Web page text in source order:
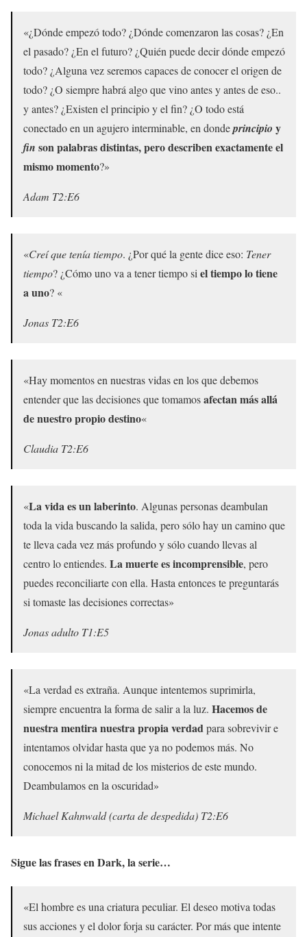
«¿Dónde empezó todo? ¿Dónde comenzaron las cosas? ¿En
el pasado? ¿En el futuro? ¿Quién puede decir dónde empezó
todo? ¿Alguna vez seremos capaces de conocer el origen de
todo? ¿O siempre habrá algo que vino antes y antes de eso..
y antes? ¿Existen el principio y el fin? ¿O todo está
conectado en un agujero interminable, en dondeprincipio y
fin son palabras distintas, pero describen exactamente el
mismo momento?»
Adam T2:E6
«Creí que tenía tiempo. ¿Por qué la gente dice eso: Tener
tiempo? ¿Cómo uno va a tener tiempo si el tiempo lo tiene
a uno? «
Jonas T2:E6
«Hay momentos en nuestras vidas en los que debemos
entender que las decisiones que tomamosafectan más allá
de nuestro propio destino«
Claudia T2:E6
«La vida es un laberinto. Algunas personas deambulan
toda la vida buscando la salida, pero sólo hay un camino que
te lleva cada vez más profundo y sólo cuando llevas al
centro lo entiendes. La muerte es incomprensible, pero
puedes reconciliarte con ella. Hasta entonces te preguntarás
si tomaste las decisiones correctas»
Jonas adulto T1:E5
«La verdad es extraña. Aunque intentemos suprimirla,
siempre encuentra la forma de salir a la luz. Hacemos de
nuestra mentira nuestra propia verdadpara sobrevivir e
intentamos olvidar hasta que ya no podemos más. No
conocemos ni la mitad de los misterios de este mundo.
Deambulamos en la oscuridad»
Michael Kahnwald (carta de despedida) T2:E6
Sigue las frases en Dark, la serie…
«El hombre es una criatura peculiar. El deseo motiva todas
sus acciones y el dolor forja su carácter. Por más que intente